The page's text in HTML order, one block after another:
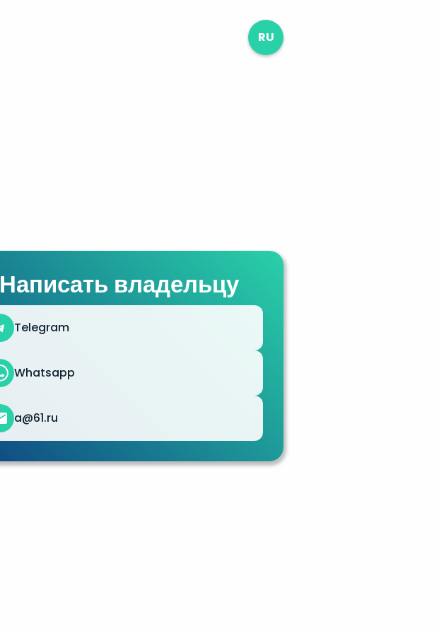
RU
Написать владельцу
Telegram
Whatsapp
a@61.ru